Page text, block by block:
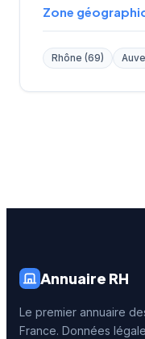
Zone
Rhône (69)
Annuaire RH
Le premier annuaire
France. Données